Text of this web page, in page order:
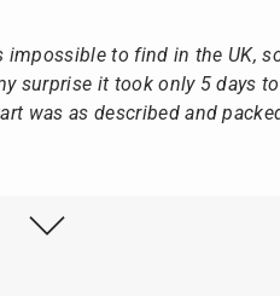
impossible to find in the UK,
surprise it took only 5 days to
was as described and